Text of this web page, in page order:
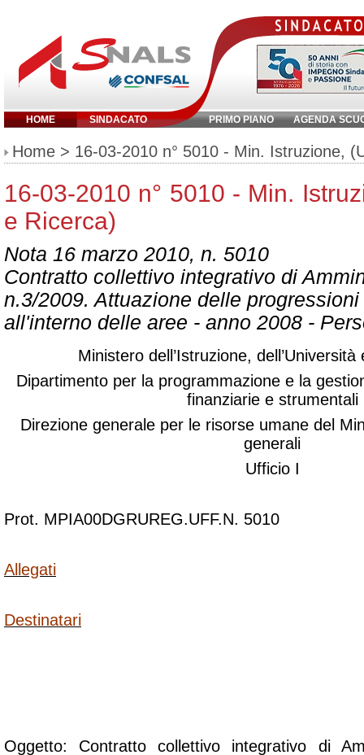
HOME SINDACATO PRIMO PIANO AGENDA
Inserisci parola chiave:
Home > 16-03-2010 n° 5010 - Min. Istruzione,
16-03-2010 n° 5010 - Min.
e Ricerca)
Nota 16 marzo 2010, n. 5010
Contratto collettivo integrativo di
n.3/2009. Attuazione delle
all'interno delle aree - anno 2008 -
Ministero dell’Istruzione,
Dipartimento per la programmazione e la
finanziarie e strumentali
Direzione generale per le risorse umane del
generali
Ufficio I
Prot. MPIA00DGRUREG.UFF.N. 5010
Allegati
Destinatari
Oggetto: Contratto collettivo integrativo di